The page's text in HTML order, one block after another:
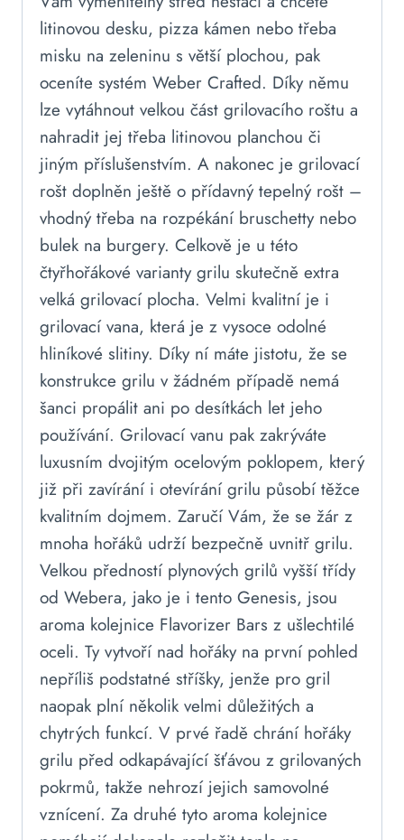
litinovou desku, pizza kámen nebo třeba
misku na zeleninu s větší plochou, pak
oceníte systém Weber Crafted. Díky němu
lze vytáhnout velkou část grilovacího roštu a
nahradit jej třeba litinovou planchou či
jiným příslušenstvím. A nakonec je grilovací
rošt doplněn ještě o přídavný tepelný rošt –
vhodný třeba na rozpékání bruschetty nebo
bulek na burgery. Celkově je u této
čtyřhořákové varianty grilu skutečně extra
velká grilovací plocha. Velmi kvalitní je i
grilovací vana, která je z vysoce odolné
hliníkové slitiny. Díky ní máte jistotu, že se
konstrukce grilu v žádném případě nemá
šanci propálit ani po desítkách let jeho
používání. Grilovací vanu pak zakrýváte
luxusním dvojitým ocelovým poklopem, který
již při zavírání i otevírání grilu působí těžce
kvalitním dojmem. Zaručí Vám, že se žár z
mnoha hořáků udrží bezpečně uvnitř grilu.
Velkou předností plynových grilů vyšší třídy
od Webera, jako je i tento Genesis, jsou
aroma kolejnice Flavorizer Bars z ušlechtilé
oceli. Ty vytvoří nad hořáky na první pohled
nepříliš podstatné stříšky, jenže pro gril
naopak plní několik velmi důležitých a
chytrých funkcí. V prvé řadě chrání hořáky
grilu před odkapávající šťávou z grilovaných
pokrmů, takže nehrozí jejich samovolné
vznícení. Za druhé tyto aroma kolejnice